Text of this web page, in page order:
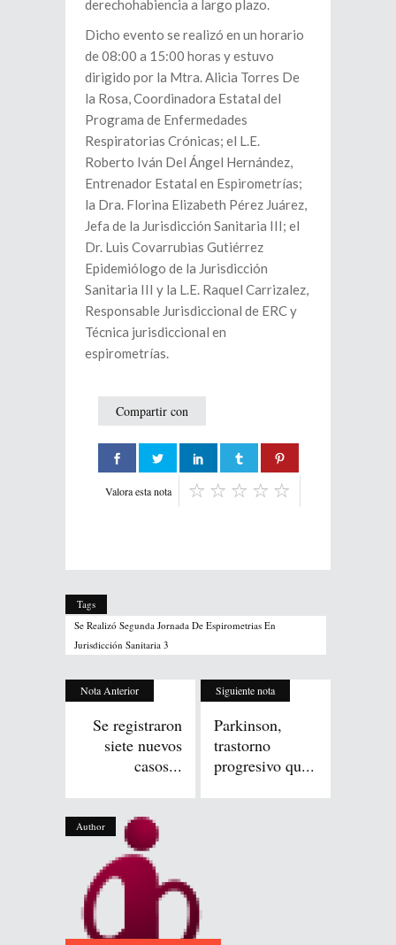
derechohabiencia a largo plazo.
Dicho evento se realizó en un horario
de 08:00 a 15:00 horas y estuvo
dirigido por la Mtra. Alicia Torres De
la Rosa, Coordinadora Estatal del
Programa de Enfermedades
Respiratorias Crónicas; el L.E.
Roberto Iván Del Ángel Hernández,
Entrenador Estatal en Espirometrías;
la Dra. Florina Elizabeth Pérez Juárez,
Jefa de la Jurisdicción Sanitaria III; el
Dr. Luis Covarrubias Gutiérrez
Epidemiólogo de la Jurisdicción
Sanitaria III y la L.E. Raquel Carrizalez,
Responsable Jurisdiccional de ERC y
Técnica jurisdiccional en
espirometrías.
Compartir con
Valora esta nota
Tags
Se Realizó Segunda Jornada De Espirometrias En
Jurisdicción Sanitaria 3
Nota Anterior
Se registraron
siete nuevos
casos...
Siguiente nota
Parkinson,
trastorno
progresivo qu...
Author